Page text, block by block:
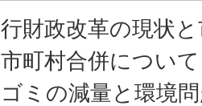
行財政改革の現状
市町村合併について
ゴミの減量と環境